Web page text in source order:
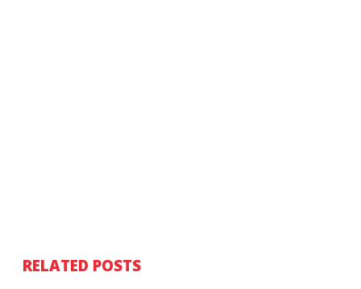
RELATED POSTS